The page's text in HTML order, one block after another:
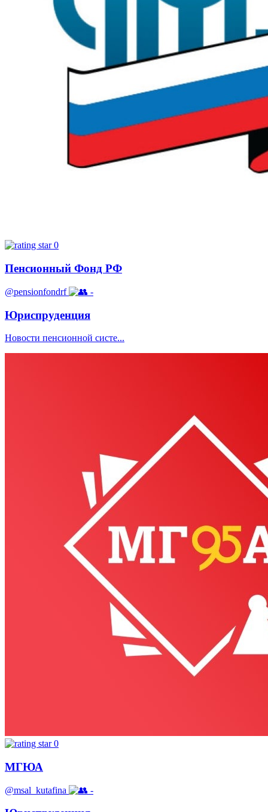
0
Пенсионный Фонд РФ
@pensionfondrf -
Юриспруденция
Новости пенсионной систе...
0
МГЮА
@msal_kutafina -